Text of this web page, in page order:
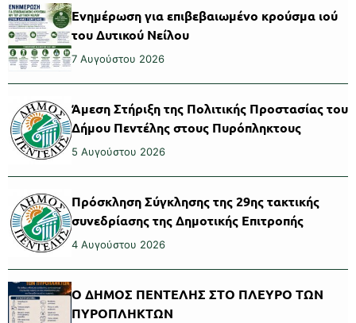
Ενημέρωση για επιβεβαιωμένο κρούσμα ιού
του Δυτικού Νείλου
7 Αυγούστου 2026
Άμεση Στήριξη της Πολιτικής Προστασίας του
Δήμου Πεντέλης στους Πυρόπληκτους
5 Αυγούστου 2026
Πρόσκληση Σύγκλησης της 29ης τακτικής
συνεδρίασης της Δημοτικής Επιτροπής
4 Αυγούστου 2026
Ο ΔΗΜΟΣ ΠΕΝΤΕΛΗΣ ΣΤΟ ΠΛΕΥΡΟ ΤΩΝ
ΠΥΡΟΠΛΗΚΤΩΝ